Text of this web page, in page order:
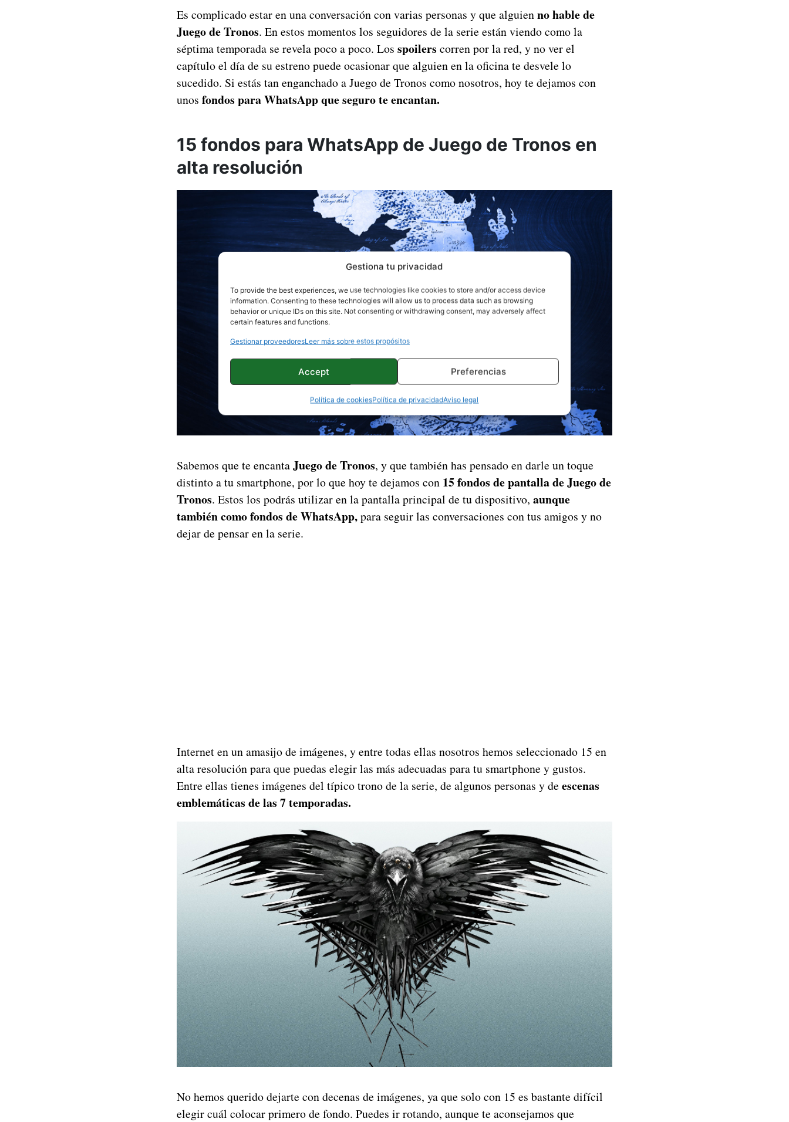
Gestiona tu privacidad
To provide the best experiences, we use technologies like cookies to store and/or access device
information. Consenting to these technologies will allow us to process data such as browsing
behavior or unique IDs on this site. Not consenting or withdrawing consent, may adversely affect
certain features and functions.
Gestionar proveedoresLeer más sobre estos propósitos
Accept Preferencias
Política de cookiesPolítica de privacidadAviso legal
Es complicado estar en una conversación con varias personas y que alguienno hable de
Juego de Tronos. En estos momentos los seguidores de la serie están viendo como la
séptima temporada se revela poco a poco. Los spoilers corren por la red, y no ver el
capítulo el día de su estreno puede ocasionar que alguien en la oficina te desvele lo
sucedido. Si estás tan enganchado a Juego de Tronos como nosotros, hoy te dejamos con
unos fondos para WhatsApp que seguro te encantan.
15 fondos para WhatsApp de Juego de Tronos en
alta resolución
Sabemos que te encantaJuego de Tronos, y que también has pensado en darle un toque
distinto a tu smartphone, por lo que hoy te dejamos con 15 fondos de pantalla de Juego de
Tronos. Estos los podrás utilizar en la pantalla principal de tu dispositivo, aunque
también como fondos de WhatsApp,para seguir las conversaciones con tus amigos y no
dejar de pensar en la serie.
Internet en un amasijo de imágenes, y entre todas ellas nosotros hemos seleccionado 15 en
alta resolución para que puedas elegir las más adecuadas para tu smartphone y gustos.
Entre ellas tienes imágenes del típico trono de la serie, de algunos personas y de escenas
emblemáticas de las 7 temporadas.
No hemos querido dejarte con decenas de imágenes, ya que solo con 15 es bastante difícil
elegir cuál colocar primero de fondo. Puedes ir rotando, aunque te aconsejamos que